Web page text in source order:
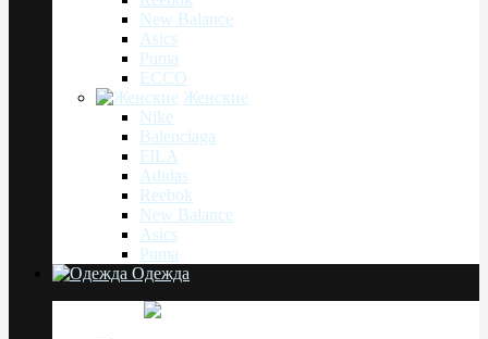
New Balance
Asics
Puma
ECCO
Женские
Nike
Balenciaga
FILA
Adidas
Reebok
New Balance
Asics
Puma
Одежда